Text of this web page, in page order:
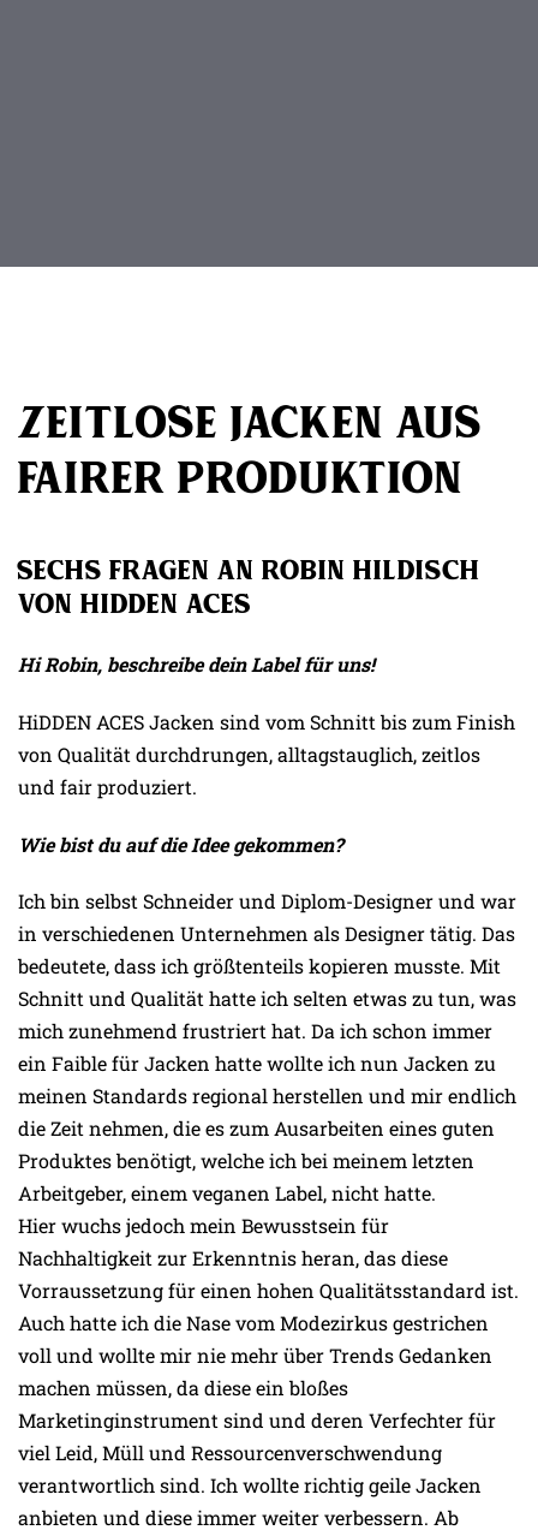
Zeitlose Jacken aus
fairer Produktion
Sechs Fragen an Robin Hildisch
von HiDDEN ACES
Hi Robin, beschreibe dein Label für uns!
HiDDEN ACES Jacken sind vom Schnitt bis zum Finish
von Qualität durchdrungen, alltagstauglich, zeitlos
und fair produziert.
Wie bist du auf die Idee gekommen?
Ich bin selbst Schneider und Diplom-Designer und war
in verschiedenen Unternehmen als Designer tätig. Das
bedeutete, dass ich größtenteils kopieren musste. Mit
Schnitt und Qualität hatte ich selten etwas zu tun, was
mich zunehmend frustriert hat. Da ich schon immer
ein Faible für Jacken hatte wollte ich nun Jacken zu
meinen Standards regional herstellen und mir endlich
die Zeit nehmen, die es zum Ausarbeiten eines guten
Produktes benötigt, welche ich bei meinem letzten
Arbeitgeber, einem veganen Label, nicht hatte.
Hier wuchs jedoch mein Bewusstsein für
Nachhaltigkeit zur Erkenntnis heran, das diese
Vorraussetzung für einen hohen Qualitätsstandard ist.
Auch hatte ich die Nase vom Modezirkus gestrichen
voll und wollte mir nie mehr über Trends Gedanken
machen müssen, da diese ein bloßes
Marketinginstrument sind und deren Verfechter für
viel Leid, Müll und Ressourcenverschwendung
verantwortlich sind. Ich wollte richtig geile Jacken
anbieten und diese immer weiter verbessern. Ab
Beitragsnavigation